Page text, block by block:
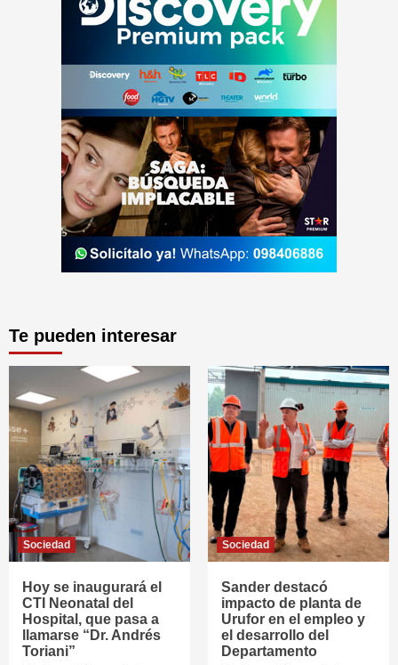
Te pueden interesar
Sociedad
Hoy se inaugurará el
CTI Neonatal del
Hospital, que pasa a
llamarse “Dr. Andrés
Toriani”
Sociedad
Sander destacó
impacto de planta de
Urufor en el empleo y
el desarrollo del
Departamento